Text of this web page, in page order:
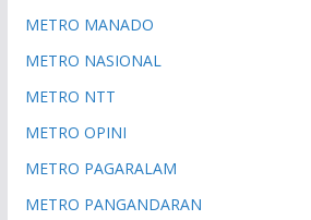
METRO MANADO
METRO NASIONAL
METRO NTT
METRO OPINI
METRO PAGARALAM
METRO PANGANDARAN